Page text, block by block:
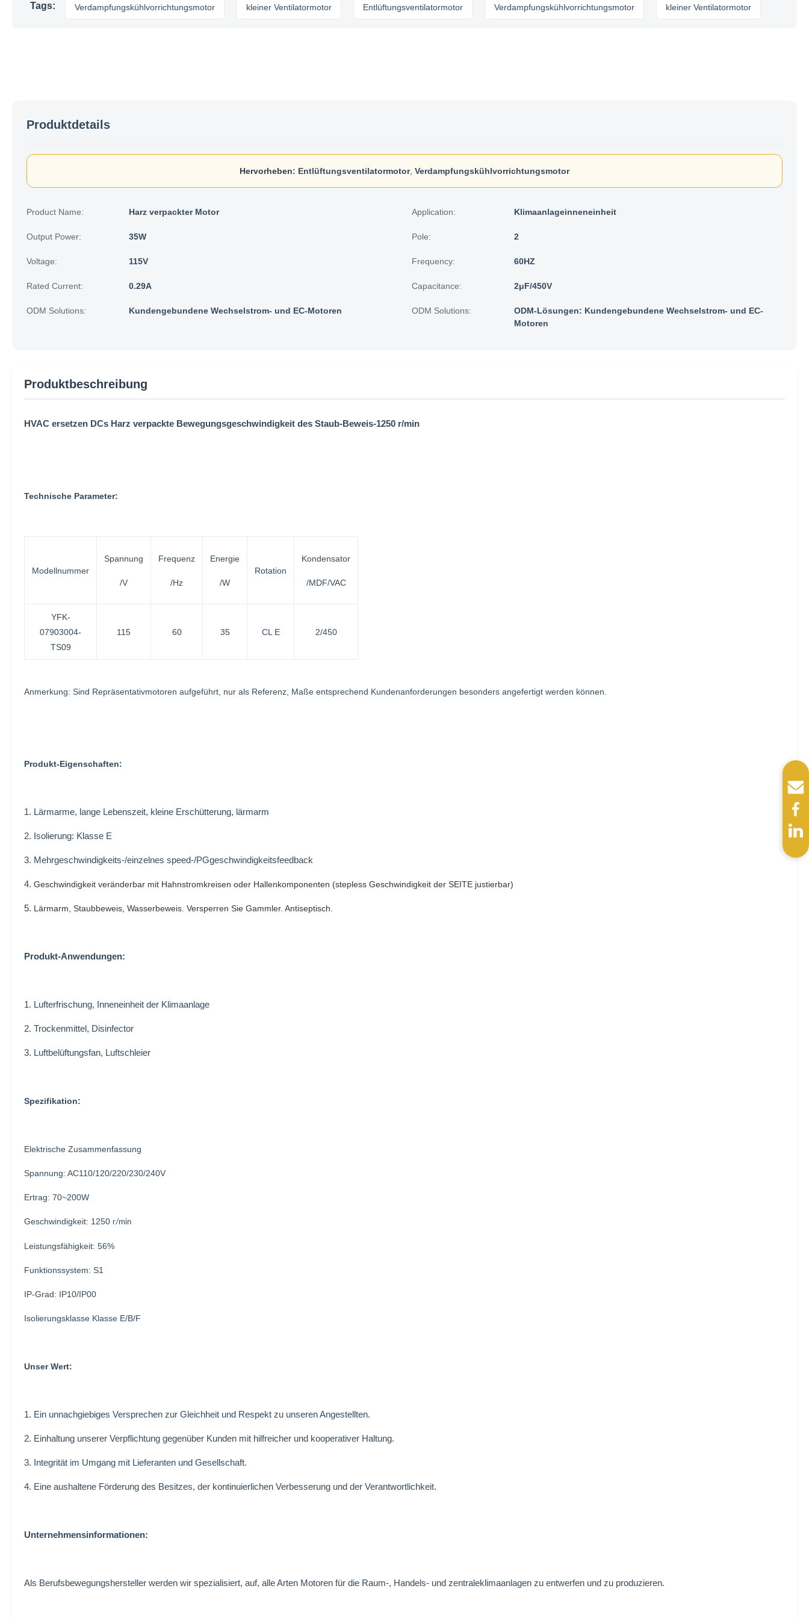
Tags:Verdampfungskühlvorrichtungsmotor kleiner Ventilatormotor Entlüftungsventilatormotor Verdampfungskühlvorrichtungsmotor kleiner Ventilatormotor
Produktdetails
Hervorheben: Entlüftungsventilatormotor, Verdampfungskühlvorrichtungsmotor
Product Name: Harz verpackter Motor Application: Klimaanlageinneneinheit
Output Power: 35W Pole: 2
Voltage: 115V Frequency: 60HZ
Rated Current: 0.29A Capacitance: 2μF/450V
ODM Solutions: Kundengebundene Wechselstrom- und EC-Motoren ODM Solutions:
ODM-Lösungen: Kundengebundene Wechselstrom- und EC-
Motoren
Produktbeschreibung
HVAC ersetzen DCs Harz verpackte Bewegungsgeschwindigkeit des Staub-Beweis-1250 r/min
Technische Parameter:
Modellnummer
Spannung
/V
Frequenz
/Hz
Energie
/W
Rotation
Kondensator
/MDF/VAC
YFK-
07903004-
TS09
115 60 35 CL E 2/450
Anmerkung: Sind Repräsentativmotoren aufgeführt, nur als Referenz, Maße entsprechend Kundenanforderungen besonders angefertigt werden können.
Produkt-Eigenschaften:
1. Lärmarme, lange Lebenszeit, kleine Erschütterung, lärmarm
2. Isolierung: Klasse E
3. Mehrgeschwindigkeits-/einzelnes speed-/PGgeschwindigkeitsfeedback
4. Geschwindigkeit veränderbar mit Hahnstromkreisen oder Hallenkomponenten (stepless Geschwindigkeit der SEITE justierbar)
5. Lärmarm, Staubbeweis, Wasserbeweis. Versperren Sie Gammler. Antiseptisch.
Produkt-Anwendungen:
1. Lufterfrischung, Inneneinheit der Klimaanlage
2. Trockenmittel, Disinfector
3. Luftbelüftungsfan, Luftschleier
Spezifikation:
Elektrische Zusammenfassung
Spannung: AC110/120/220/230/240V
Ertrag: 70~200W
Geschwindigkeit: 1250 r/min
Leistungsfähigkeit: 56%
Funktionssystem: S1
IP-Grad: IP10/IP00
Isolierungsklasse Klasse E/B/F
Unser Wert:
1. Ein unnachgiebiges Versprechen zur Gleichheit und Respekt zu unseren Angestellten.
2. Einhaltung unserer Verpflichtung gegenüber Kunden mit hilfreicher und kooperativer Haltung.
3. Integrität im Umgang mit Lieferanten und Gesellschaft.
4. Eine aushaltene Förderung des Besitzes, der kontinuierlichen Verbesserung und der Verantwortlichkeit.
Unternehmensinformationen:
Als Berufsbewegungshersteller werden wir spezialisiert, auf, alle Arten Motoren für die Raum-, Handels- und zentraleklimaanlagen zu entwerfen und zu produzieren.